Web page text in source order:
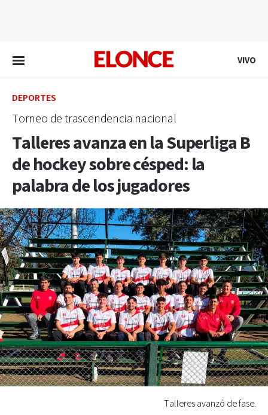
VIVO
DEPORTES
Torneo de trascendencia nacional
Talleres avanza en la Superliga B
de hockey sobre césped: la
palabra de los jugadores
Talleres avanzó de fase.